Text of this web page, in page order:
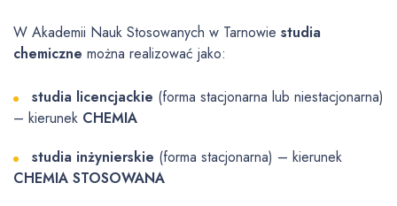
W Akademii Nauk Stosowanych w Tarnowie studia
chemiczne można realizować jako:
studia licencjackie (forma stacjonarna lub niestacjonarna)
– kierunek CHEMIA
studia inżynierskie (forma stacjonarna) – kierunek
CHEMIA STOSOWANA